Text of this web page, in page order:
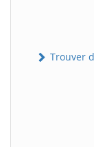
Trouver